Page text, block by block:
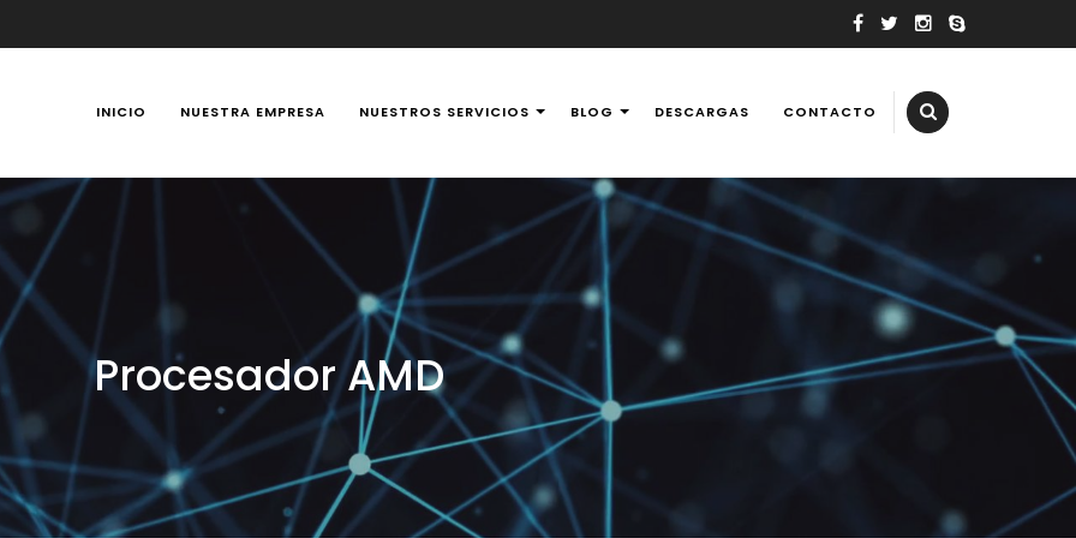
y Portátiles 24 horas en Manizales, Caldas, Colombia, reparación televisores, tv, reballing laptops y consolas de videojuegos,
INICIO NUESTRA EMPRESA NUESTROS SERVICIOS BLOG DESCARGAS CONTACTO
Procesador AMD